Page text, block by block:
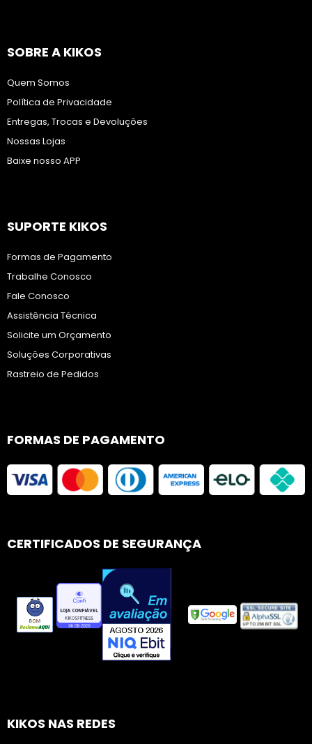
SOBRE A KIKOS
Quem Somos
Política de Privacidade
Entregas, Trocas e Devoluções
Nossas Lojas
Baixe nosso APP
SUPORTE KIKOS
Formas de Pagamento
Trabalhe Conosco
Fale Conosco
Assistência Técnica
Solicite um Orçamento
Soluções Corporativas
Rastreio de Pedidos
FORMAS DE PAGAMENTO
CERTIFICADOS DE SEGURANÇA
KIKOS NAS REDES